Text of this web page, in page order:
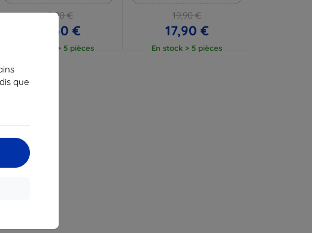
que
13,90 €
12,50 €
En stock > 5 pièces
19,90 €
17,90 €
En stock > 5 pièces